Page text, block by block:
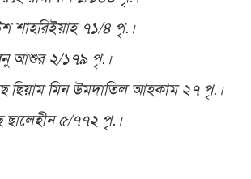
শাহরিইয়াহ ৭১/৪ পৃ.।
আশুর ২/১৭৯ পৃ.।
ছিয়াম মিন উমদাতিল আহকাম ২৭ পৃ.।
ছালেহীন ৫/৭৭২ পৃ.।